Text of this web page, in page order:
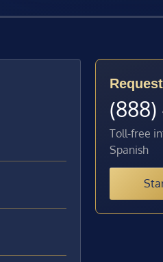
(888)
Toll-free
Spanish